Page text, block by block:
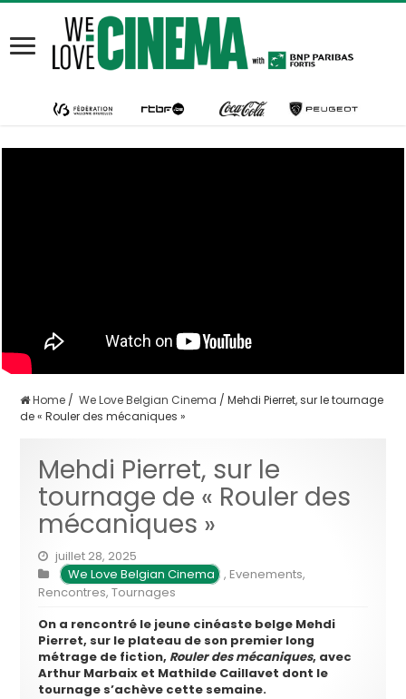
Home / We Love Belgian Cinema / Mehdi Pierret, sur le tournage
de « Rouler des mécaniques »
Mehdi Pierret, sur le
tournage de « Rouler des
mécaniques »
juillet 28, 2025
We Love Belgian Cinema , Evenements,
Rencontres,Tournages
On a rencontré le jeune cinéaste belge Mehdi
Pierret, sur le plateau de son premier long
métrage de fiction, Rouler des mécaniques, avec
Arthur Marbaix et Mathilde Caillavet dont le
tournage s’achève cette semaine.